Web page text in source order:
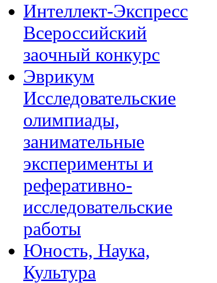
Интеллект-Экспресс
Всероссийский
заочный конкурс
Эврикум
Исследовательские
олимпиады,
занимательные
эксперименты и
реферативно-
исследовательские
работы
Юность, Наука,
Культура